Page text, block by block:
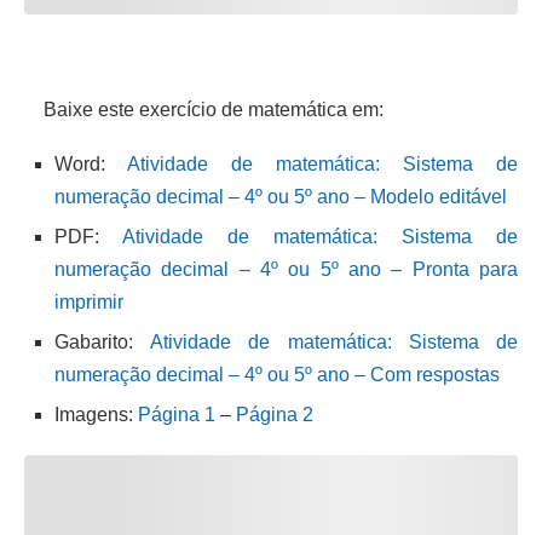
Baixe este exercício de matemática em:
Word: Atividade de matemática: Sistema de
numeração decimal – 4º ou 5º ano – Modelo editável
PDF: Atividade de matemática: Sistema de
numeração decimal – 4º ou 5º ano – Pronta para
imprimir
Gabarito:Atividade de matemática: Sistema de
numeração decimal – 4º ou 5º ano – Com respostas
Imagens: Página 1 – Página 2